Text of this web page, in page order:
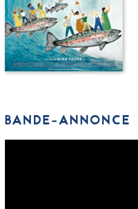
BANDE-ANNONCE